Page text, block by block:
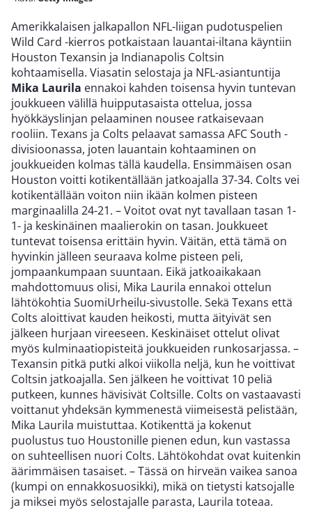
Amerikkalaisen jalkapallon NFL-liigan pudotuspelien
Wild Card -kierros potkaistaan lauantai-iltana käyntiin
Houston Texansin ja Indianapolis Coltsin
kohtaamisella. Viasatin selostaja ja NFL-asiantuntija
Mika Laurila ennakoi kahden toisensa hyvin tuntevan
joukkueen välillä huipputasaista ottelua, jossa
hyökkäyslinjan pelaaminen nousee ratkaisevaan
rooliin. Texans ja Colts pelaavat samassa AFC South -
divisioonassa, joten lauantain kohtaaminen on
joukkueiden kolmas tällä kaudella. Ensimmäisen osan
Houston voitti kotikentällään jatkoajalla 37-34. Colts vei
kotikentällään voiton niin ikään kolmen pisteen
marginaalilla 24-21. – Voitot ovat nyt tavallaan tasan 1-
1- ja keskinäinen maalierokin on tasan. Joukkueet
tuntevat toisensa erittäin hyvin. Väitän, että tämä on
hyvinkin jälleen seuraava kolme pisteen peli,
jompaankumpaan suuntaan. Eikä jatkoaikakaan
mahdottomuus olisi, Mika Laurila ennakoi ottelun
lähtökohtia SuomiUrheilu-sivustolle. Sekä Texans että
Colts aloittivat kauden heikosti, mutta äityivät sen
jälkeen hurjaan vireeseen. Keskinäiset ottelut olivat
myös kulminaatiopisteitä joukkueiden runkosarjassa. –
Texansin pitkä putki alkoi viikolla neljä, kun he voittivat
Coltsin jatkoajalla. Sen jälkeen he voittivat 10 peliä
putkeen, kunnes hävisivät Coltsille. Colts on vastaavasti
voittanut yhdeksän kymmenestä viimeisestä pelistään,
Mika Laurila muistuttaa. Kotikenttä ja kokenut
puolustus tuo Houstonille pienen edun, kun vastassa
on suhteellisen nuori Colts. Lähtökohdat ovat kuitenkin
äärimmäisen tasaiset. – Tässä on hirveän vaikea sanoa
(kumpi on ennakkosuosikki), mikä on tietysti katsojalle
ja miksei myös selostajalle parasta, Laurila toteaa.